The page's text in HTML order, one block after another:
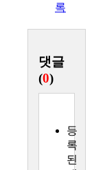
록
댓글
(0)
등
록
된